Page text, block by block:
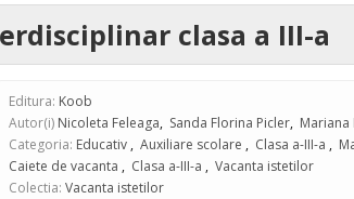
clasa a III-a
Editura: Koob
Autor(i) Nicoleta Feleaga, Sanda Florina Picler, Mariana
Categoria: Educativ , Auxiliare scolare , Clasa a-III-a ,
Caiete de vacanta , Clasa a-III-a , Vacanta istetilor
Colectia: Vacanta istetilor